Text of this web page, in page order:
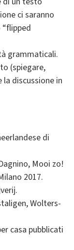
ci saranno
grammaticali.
(spiegare,
discussione in
di
Mooi zo!
2017.
Wolters-
casa pubblicati